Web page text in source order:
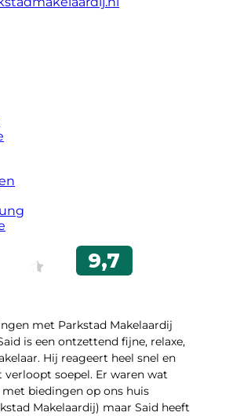
met Parkstad Makelaardij
is een ontzettend fijne, relaxe,
Hij reageert heel snel en
verloopt soepel. Er waren wat
biedingen op ons huis
Makelaardij) maar Said heeft